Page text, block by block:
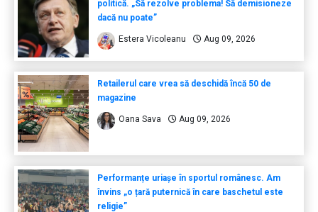
politică. „Să rezolve problema! Să demisioneze
dacă nu poate”
Estera Vicoleanu Aug 09, 2026
Retailerul care vrea să deschidă încă 50 de
magazine
Oana Sava Aug 09, 2026
Performanțe uriașe în sportul românesc. Am
învins „o țară puternică în care baschetul este
religie”